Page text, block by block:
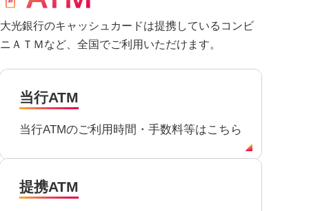
大光銀行のキャッシュカードは提携しているコンビ
ニＡＴＭなど、全国でご利用いただけます。
当行ATM
当行ATMのご利用時間・手数料等はこちら
提携ATM